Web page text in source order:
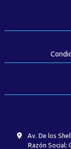
Av. De los
Razón Social: